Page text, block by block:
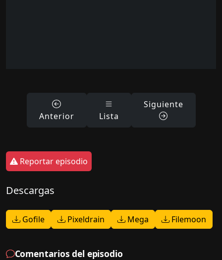
Anterior Lista
Siguiente
Reportar episodio
Descargas
Gofile Pixeldrain Mega Filemoon
Comentarios del episodio